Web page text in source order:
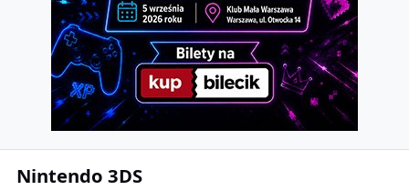
Nintendo 3DS